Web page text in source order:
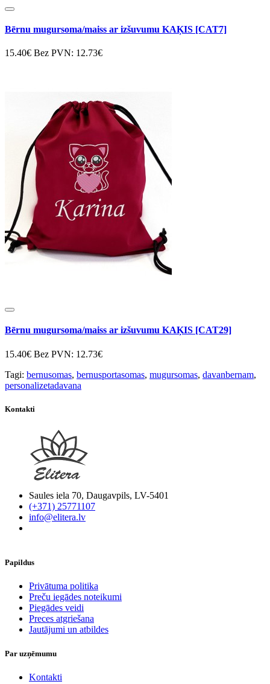
Bērnu mugursoma/maiss ar izšuvumu KAĶIS [CAT7]
15.40€ Bez PVN: 12.73€
Bērnu mugursoma/maiss ar izšuvumu KAĶIS [CAT29]
15.40€ Bez PVN: 12.73€
Tagi: bernusomas, bernusportasomas, mugursomas, davanbernam,
personalizetadavana
Kontakti
Saules iela 70, Daugavpils, LV-5401
(+371) 25771107
info@elitera.lv
Papildus
​Privātuma politika
Preču iegādes noteikumi
Piegādes veidi
Preces atgriešana
Jautājumi un atbildes
Par uzņēmumu
Kontakti